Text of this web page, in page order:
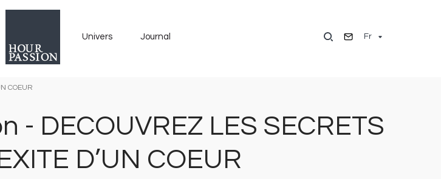
Fr
Univers Journal
COEUR
- DECOUVREZ LES SECRETS
D’UN COEUR